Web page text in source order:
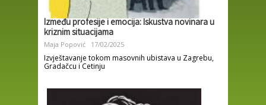
Između profesije i emocija: Iskustva novinara u
kriznim situacijama
Maja Popović 17/02/2025
Izvještavanje tokom masovnih ubistava u Zagrebu,
Gradačcu i Cetinju